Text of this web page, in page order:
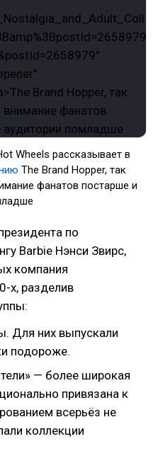
Wheels рассказывает в
The Brand Hopper, так
фанатов постарше и
по
Barbie Нэнси Звирс,
компания
х, разделив
Для них выпускали
подороже.
— более широкая
привязана к
всерьёз не
коллекции